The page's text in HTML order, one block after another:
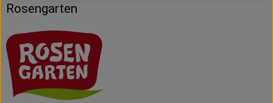
Rosengarten